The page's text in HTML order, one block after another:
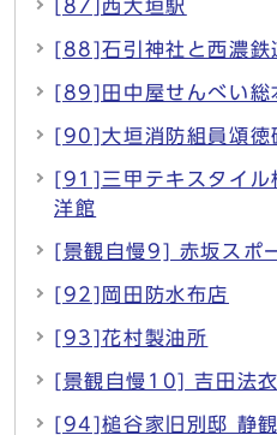
[87]西大垣駅
[88]石引神社と西濃鉄
[89]田中屋せんべい総
[90]大垣消防組員頌徳
[91]三甲テキスタイル
洋館
[景観自慢9] 赤坂スポ
[92]岡田防水布店
[93]花村製油所
[景観自慢10] 吉田法
[94]槌谷家旧別邸 静観